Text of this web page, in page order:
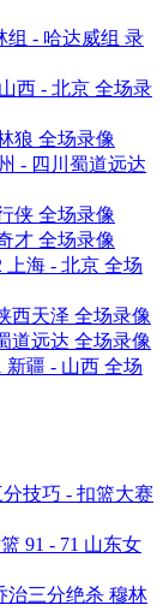
组 - 哈达威组 录
西 - 北京 全场录
狼 全场录像
- 四川蜀道远达
侠 全场录像
才 全场录像
上海 - 北京 全场
西天泽 全场录像
道远达 全场录像
新疆 - 山西 全场
技巧 - 扣篮大赛
91 - 71 山东女
治三分绝杀 穆林